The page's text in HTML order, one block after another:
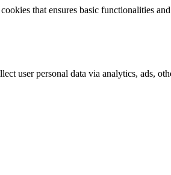
that ensures basic functionalities
user personal data via analytics, ads,